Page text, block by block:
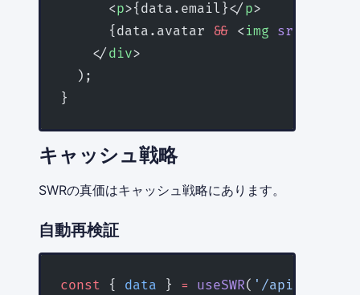
      <
p>{data.email}</ p>
      {data.avatar
&& <img src
    </
div>
  );
}
キャッシュ戦略
SWRの真価はキャッシュ戦略にあります。
自動再検証
const { data } = useSWR( '/api/data'